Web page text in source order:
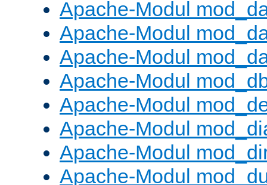
Apache-Modul
Apache-Modul
Apache-Modul
Apache-Modul
Apache-Modul
Apache-Modul
Apache-Modul
Apache-Modul